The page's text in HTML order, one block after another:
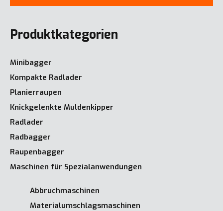
Produktkategorien
Minibagger
Kompakte Radlader
Planierraupen
Knickgelenkte Muldenkipper
Radlader
Radbagger
Raupenbagger
Maschinen für Spezialanwendungen
Abbruchmaschinen
Materialumschlagsmaschinen